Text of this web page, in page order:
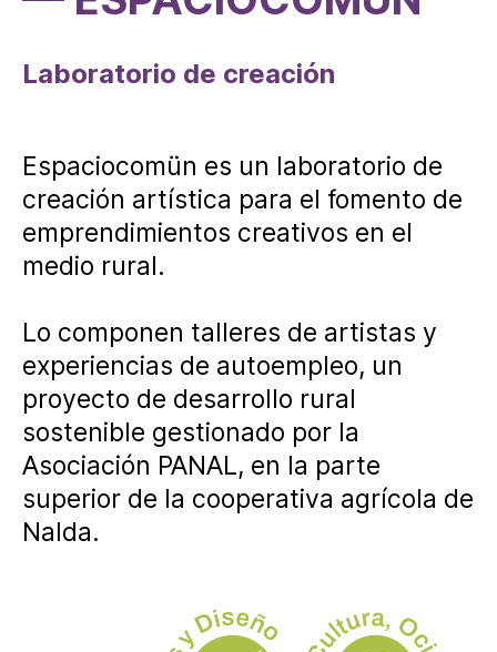
Laboratorio de creación
Espaciocomün es un laboratorio de
creación artística para el fomento de
emprendimientos creativos en el
medio rural.
Lo componen talleres de artistas y
experiencias de autoempleo, un
proyecto de desarrollo rural
sostenible gestionado por la
Asociación PANAL, en la parte
superior de la cooperativa agrícola de
Nalda.